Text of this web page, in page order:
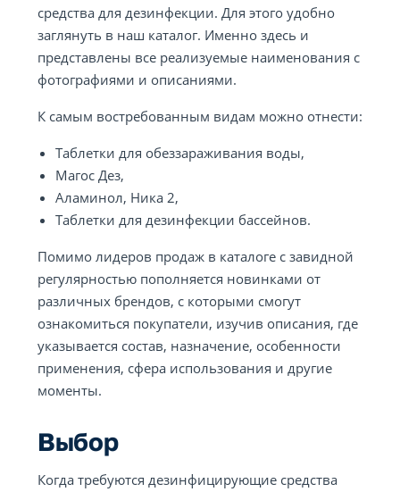
средства для дезинфекции. Для этого удобно
заглянуть в наш каталог. Именно здесь и
представлены все реализуемые наименования с
фотографиями и описаниями.
К самым востребованным видам можно отнести:
Таблетки для обеззараживания воды,
Магос Дез,
Аламинол, Ника 2,
Таблетки для дезинфекции бассейнов.
Помимо лидеров продаж в каталоге с завидной
регулярностью пополняется новинками от
различных брендов, с которыми смогут
ознакомиться покупатели, изучив описания, где
указывается состав, назначение, особенности
применения, сфера использования и другие
моменты.
Выбор
Когда требуются дезинфицирующие средства